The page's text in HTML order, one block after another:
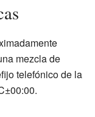
mezcla de
telefónico de la